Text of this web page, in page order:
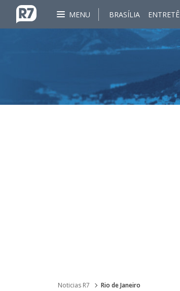
MENU BRASÍLIA ENTRETÊ
Noticias R7 Rio de Janeiro